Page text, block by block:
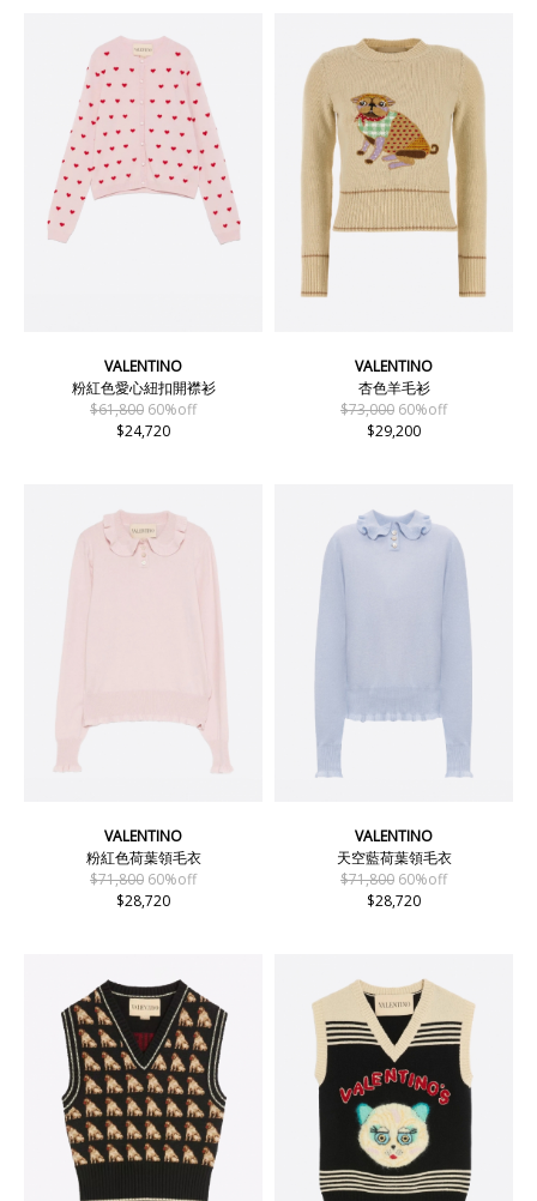
VALENTINO
粉紅色愛心紐扣開襟衫
$61,800 60%off
$24,720
VALENTINO
杏色羊毛衫
$73,000 60%off
$29,200
VALENTINO
粉紅色荷葉領毛衣
$71,800 60%off
$28,720
VALENTINO
天空藍荷葉領毛衣
$71,800 60%off
$28,720